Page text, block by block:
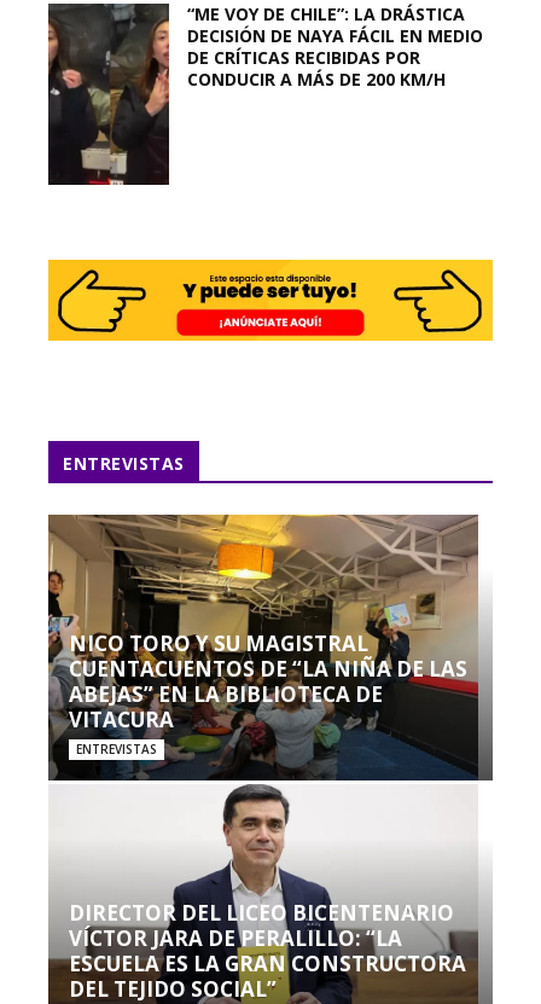
“ME VOY DE CHILE”: LA DRÁSTICA
DECISIÓN DE NAYA FÁCIL EN MEDIO
DE CRÍTICAS RECIBIDAS POR
CONDUCIR A MÁS DE 200 KM/H
ENTREVISTAS
NICO TORO Y SU MAGISTRAL
CUENTACUENTOS DE “LA NIÑA DE LAS
ABEJAS” EN LA BIBLIOTECA DE
VITACURA
ENTREVISTAS
DIRECTOR DEL LICEO BICENTENARIO
VÍCTOR JARA DE PERALILLO: “LA
ESCUELA ES LA GRAN CONSTRUCTORA
DEL TEJIDO SOCIAL”